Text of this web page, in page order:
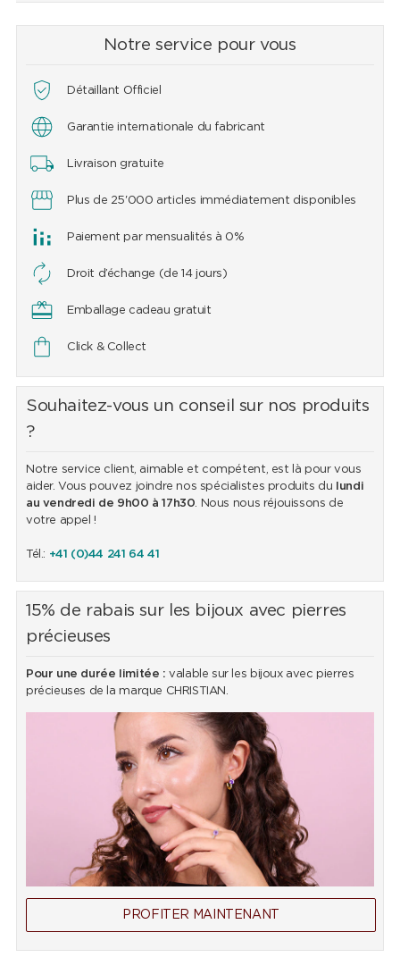
Notre service pour vous
Détaillant Officiel
Garantie internationale du fabricant
Livraison gratuite
Plus de 25'000 articles immédiatement disponibles
Paiement par mensualités à 0%
Droit d’échange (de 14 jours)
Emballage cadeau gratuit
Click & Collect
Souhaitez-vous un conseil sur nos produits
?
Notre service client, aimable et compétent, est là pour vous
aider. Vous pouvez joindre nos spécialistes produits du
lundi
au vendredi de 9h00 à 17h30. Nous nous réjouissons de
votre appel !
Tél.: +41 (0)44 241 64 41
15% de rabais sur les bijoux avec pierres
précieuses
Pour une durée limitée : valable sur les bijoux avec pierres
précieuses de la marque CHRISTIAN.
PROFITER MAINTENANT